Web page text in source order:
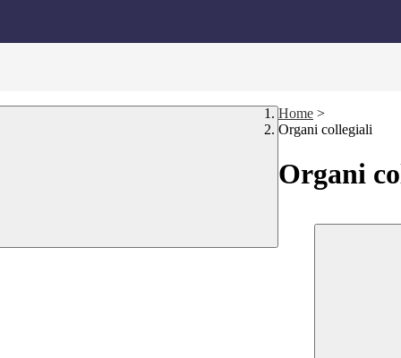
Home >
Organi collegiali
Organi